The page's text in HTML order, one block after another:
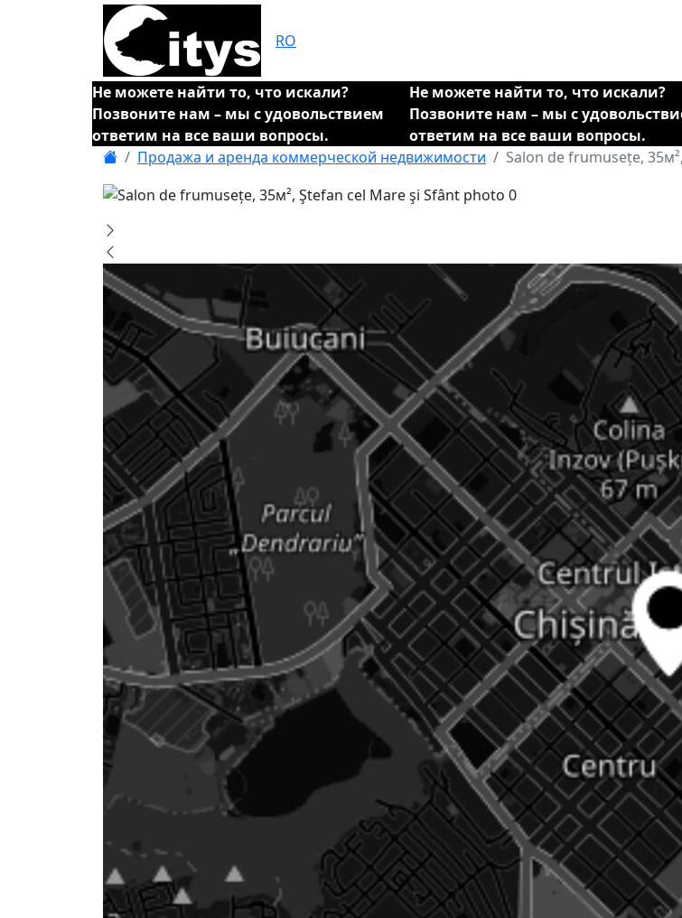
RO
Не можете найти то, что искали?
Позвоните нам – мы с удовольствием
ответим на все ваши вопросы.
Не можете найти то, что искали?
Позвоните нам – мы с
ответим на все ваши вопросы.
Продажа и аренда коммерческой недвижимости Salon de frumusețe,